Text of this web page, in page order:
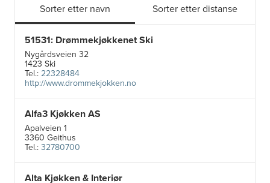
Sorter etter navn Sorter etter distanse
51531: Drømmekjøkkenet Ski
Nygårdsveien 32
1423 Ski
Tel.:22328484
http://www.drommekjokken.no
Alfa3 Kjøkken AS
Apalveien 1
3360 Geithus
Tel.:32780700
Alta Kjøkken & Interiør